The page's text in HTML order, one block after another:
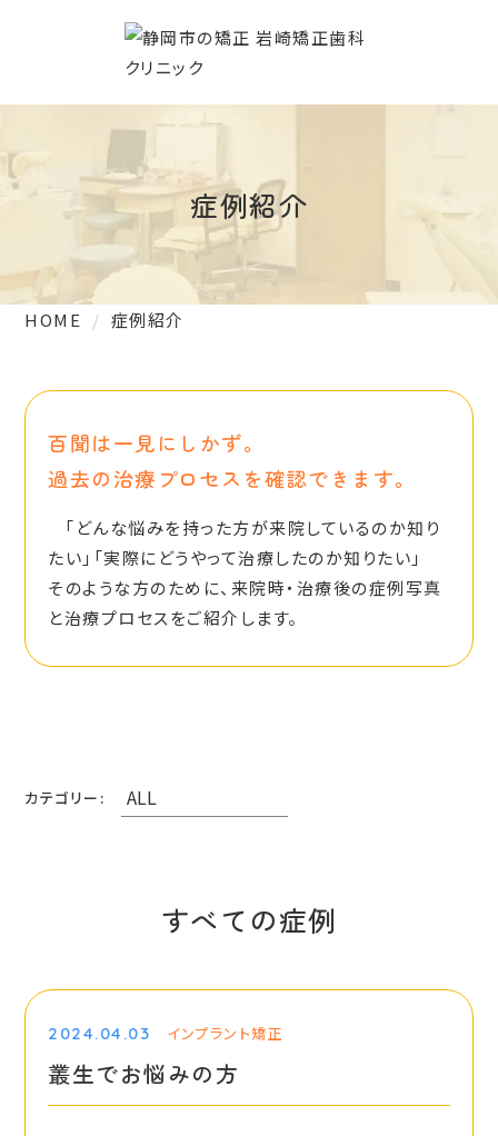
症例紹介
HOME 症例紹介
百聞は一見にしかず。
過去の治療プロセスを確認できます。
「どんな悩みを持った方が来院しているのか知り
たい」「実際にどうやって治療したのか知りたい」
そのような方のために、来院時・治療後の症例写真
と治療プロセスをご紹介します。
カテゴリー:
すべての症例
2024.04.03 インプラント矯正
叢生でお悩みの方